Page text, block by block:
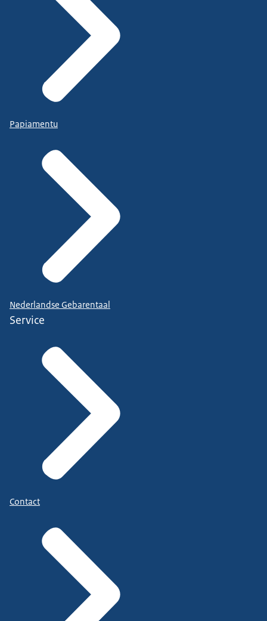
Papiamentu
Nederlandse Gebarentaal
Service
Contact